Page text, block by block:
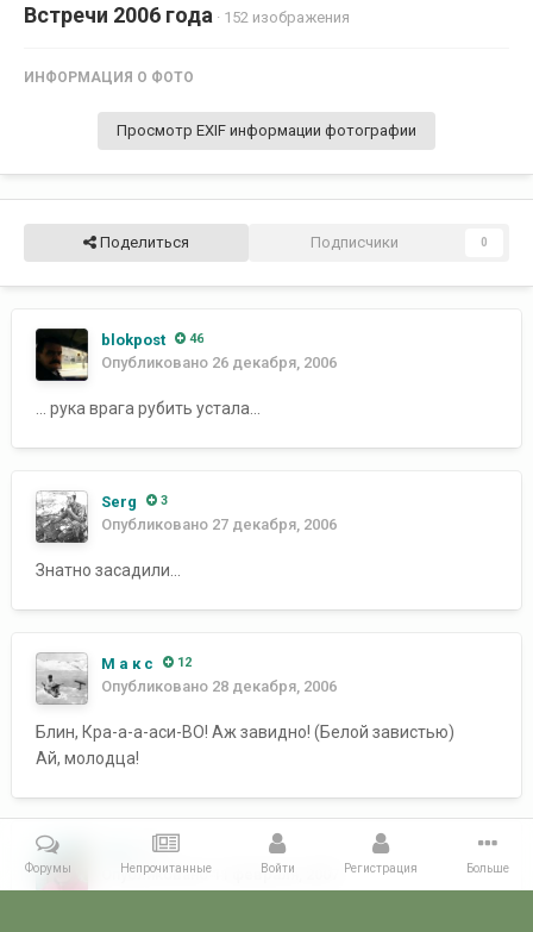
Встречи 2006 года · 152 изображения
ИНФОРМАЦИЯ О ФОТО
Просмотр EXIF информации фотографии
Поделиться Подписчики 0
blokpost 46
Опубликовано 26 декабря, 2006
... рука врага рубить устала...
Serg 3
Опубликовано 27 декабря, 2006
Знатно засадили...
М а к с 12
Опубликовано 28 декабря, 2006
Блин, Кра-а-а-аси-ВО! Аж завидно! (Белой завистью)
Ай, молодца!
0
Опубликовано 11 февраля, 2007
Форумы Непрочитанные Войти Регистрация Больше